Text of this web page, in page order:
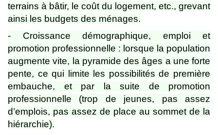
terrains à bâtir, le coût du logement, etc., grevant
ainsi les budgets des ménages.
- Croissance démographique, emploi et
promotion professionnelle : lorsque la population
augmente vite, la pyramide des âges a une forte
pente, ce qui limite les possibilités de première
embauche, et par la suite de promotion
professionnelle (trop de jeunes, pas assez
d’emplois, pas assez de place au sommet de la
hiérarchie).